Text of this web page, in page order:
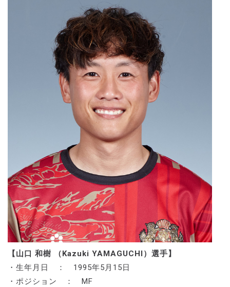
【山口 和樹 （Kazuki YAMAGUCHI）選手】
・生年月日 ： 1995年5月15日
・ポジション ： MF